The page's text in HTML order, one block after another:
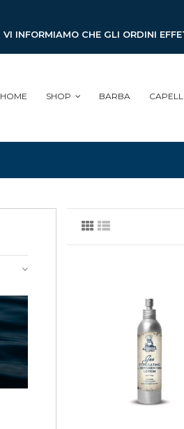
VI INFORMIAMO CHE GLI ORDINI
HOME SHOP BARBA CAPELLI